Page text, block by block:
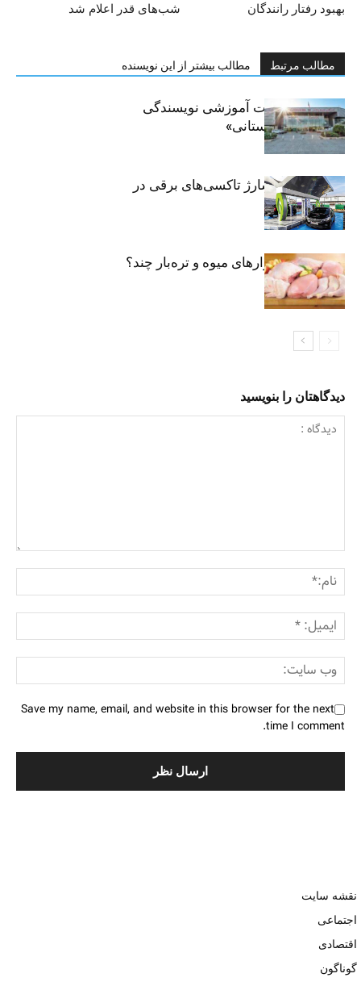
شب‌های قدر اعلام شد
بهبود رفتار رانندگان
مطالب مرتبط مطالب بیشتر از این نویسنده
برگزاری جلسات آموزشی نویسندگی
«زندگی‌نامه داستانی»
توسعه شبکه شارژ تاکسی‌های برقی در
پایتخت
مرغ تازه در بازارهای میوه و تره‌بار چند؟
دیدگاهتان را بنویسید
Save my name, email, and website in this browser for the next
time I comment.
نقشه سایت
اجتماعی
اقتصادی
گوناگون